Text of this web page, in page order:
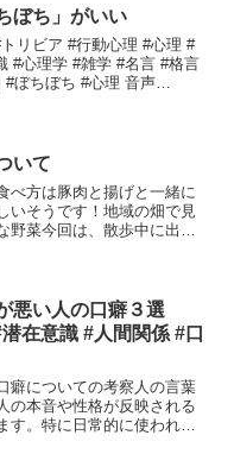
イライラを和らげるための
いくつかありま...
ぼち」がいい
リビア #行動心理 #心理 #
#心理学 #雑学 #名言 #格言
#ぼちぼち #心理 音声
いて
べ方は豚肉と揚げと一緒に
いそうです！地域の畑で見
野菜今回は、散歩中に出会
かけた特別な...
悪い人の口癖３選
在意識 #人間関係 #口
癖についての考察人の言葉
の本音や性格が反映される
す。特に日常的に使われる